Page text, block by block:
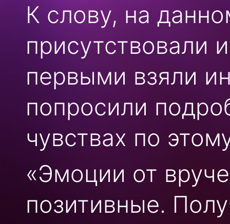
К слову, на
присутствовали
первыми взяли
попросили
чувствах по
«Эмоции от
позитивные.